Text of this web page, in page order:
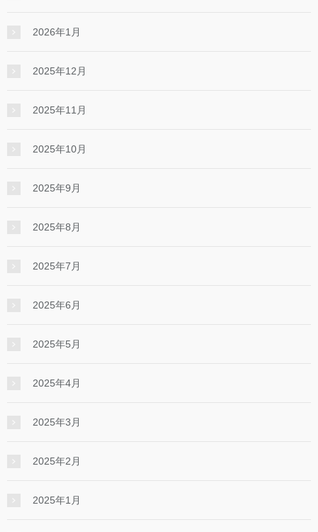
2026年1月
2025年12月
2025年11月
2025年10月
2025年9月
2025年8月
2025年7月
2025年6月
2025年5月
2025年4月
2025年3月
2025年2月
2025年1月